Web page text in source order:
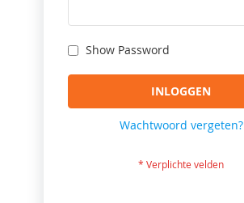
Show Password
INLOGGEN
Wachtwoord vergeten?